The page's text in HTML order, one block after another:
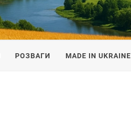
РОЗВАГИ MADE IN UKRAINE